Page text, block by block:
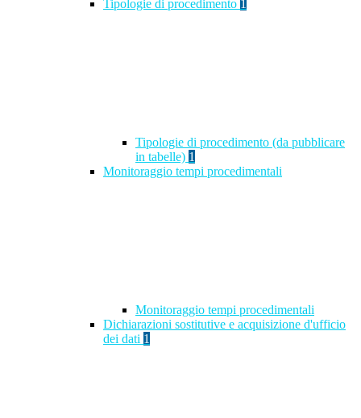
Tipologie di procedimento 1
Tipologie di procedimento (da pubblicare
in tabelle) 1
Monitoraggio tempi procedimentali
Monitoraggio tempi procedimentali
Dichiarazioni sostitutive e acquisizione d'ufficio
dei dati 1